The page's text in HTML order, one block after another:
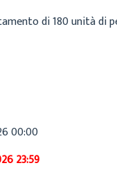
di 180 unità
00:00
23:59